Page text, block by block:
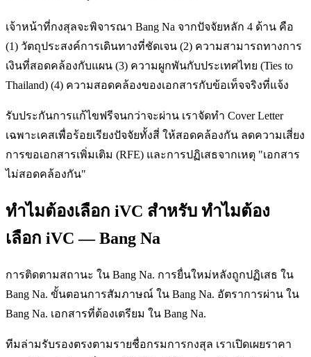
เจ้าหน้าที่กงสุลจะพิจารณา Bang Na จากปัจจัยหลัก 4 ด้าน คือ
(1) วัตถุประสงค์การเดินทางที่ชัดเจน (2) ความสามารถทางการ
เงินที่สอดคล้องกับแผน (3) ความผูกพันกับประเทศไทย (Ties to
Thailand) (4) ความสอดคล้องของเอกสารกับข้อเท็จจริงที่แจ้ง
รับประกันการแก้ไขฟรีจนกว่าจะผ่าน เราจัดทำ Cover Letter
เฉพาะเคสเพื่อร้อยเรียงปัจจัยทั้งสี่ ให้สอดคล้องกัน ลดความเสี่ยง
การขอเอกสารเพิ่มเติม (RFE) และการปฏิเสธจากเหตุ "เอกสาร
ไม่สอดคล้องกัน"
ทำไมต้องเลือก iVC สำหรับ ทำไมต้อง
เลือก iVC — Bang Na
การติดตามสถานะ ใน Bang Na. การยื่นใหม่หลังถูกปฏิเสธ ใน
Bang Na. ขั้นตอนการสัมภาษณ์ ใน Bang Na. อัตราการผ่าน ใน
Bang Na. เอกสารที่ต้องเตรียม ใน Bang Na.
ทีมล่ามรับรองตรงตามรายชื่อกรมการกงสุล เราเปิดเผยราคา